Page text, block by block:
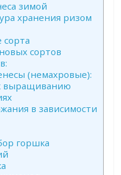
зимой
хранения ризом
сортов
(немахровые):
выращиванию
в зависимости
горшка